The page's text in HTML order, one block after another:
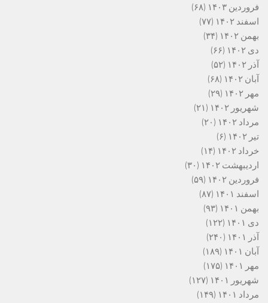
فروردین ۱۴۰۳
(۶۸)
اسفند ۱۴۰۲
(۷۷)
بهمن ۱۴۰۲
(۳۴)
دی ۱۴۰۲
(۶۶)
آذر ۱۴۰۲
(۵۲)
آبان ۱۴۰۲
(۶۸)
مهر ۱۴۰۲
(۲۹)
شهریور ۱۴۰۲
(۲۱)
مرداد ۱۴۰۲
(۲۰)
تیر ۱۴۰۲
(۶)
خرداد ۱۴۰۲
(۱۴)
اردیبهشت ۱۴۰۲
(۳۰)
فروردین ۱۴۰۲
(۵۹)
اسفند ۱۴۰۱
(۸۷)
بهمن ۱۴۰۱
(۹۳)
دی ۱۴۰۱
(۱۲۲)
آذر ۱۴۰۱
(۲۴۰)
آبان ۱۴۰۱
(۱۸۹)
مهر ۱۴۰۱
(۱۷۵)
شهریور ۱۴۰۱
(۱۲۷)
مرداد ۱۴۰۱
(۱۴۹)